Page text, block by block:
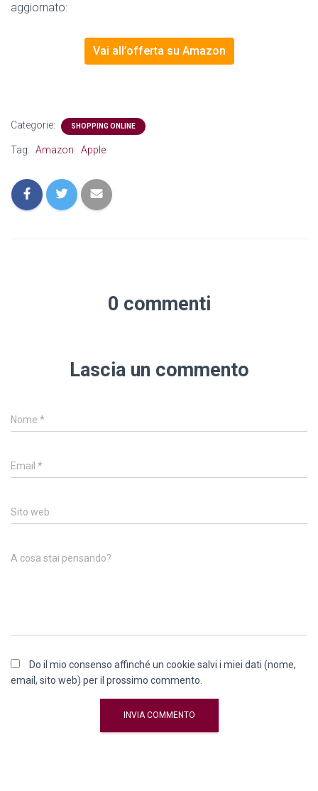
aggiornato:
Vai all’offerta su Amazon
Categorie: SHOPPING ONLINE
Tag: Amazon Apple
0 commenti
Lascia un commento
Nome *
Email *
Sito web
A cosa stai pensando?
Do il mio consenso affinché un cookie salvi i miei dati (nome,
email, sito web) per il prossimo commento.